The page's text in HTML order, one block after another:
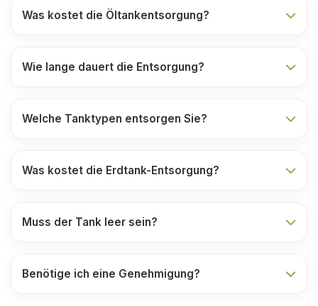
Was kostet die Öltankentsorgung?
Wie lange dauert die Entsorgung?
Welche Tanktypen entsorgen Sie?
Was kostet die Erdtank-Entsorgung?
Muss der Tank leer sein?
Benötige ich eine Genehmigung?